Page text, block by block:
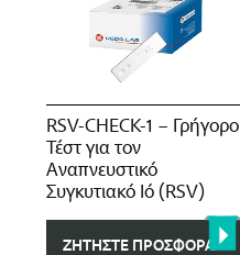
RSV-CHECK-1 – Γρήγορο
Τέστ για τoν
Αναπνευστικό
Συγκυτιακό Ιό (RSV)
ΖΗΤΉΣΤΕ ΠΡΟΣΦΟΡΆ